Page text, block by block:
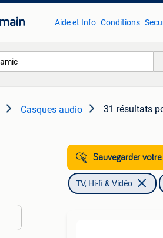
Aide et Info Conditions
Casques audio 31 résultats
Sauvegarder votre
TV, Hi-fi & Vidéo